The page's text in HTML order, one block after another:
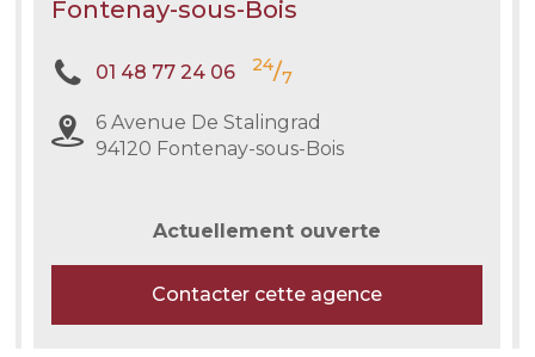
Fontenay-sous-Bois
01 48 77 24 06 24/7
6 Avenue De Stalingrad
94120 Fontenay-sous-Bois
Actuellement ouverte
Contacter cette agence